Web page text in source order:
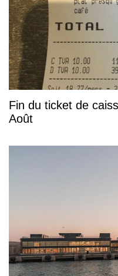
Fin du ticket de
Août